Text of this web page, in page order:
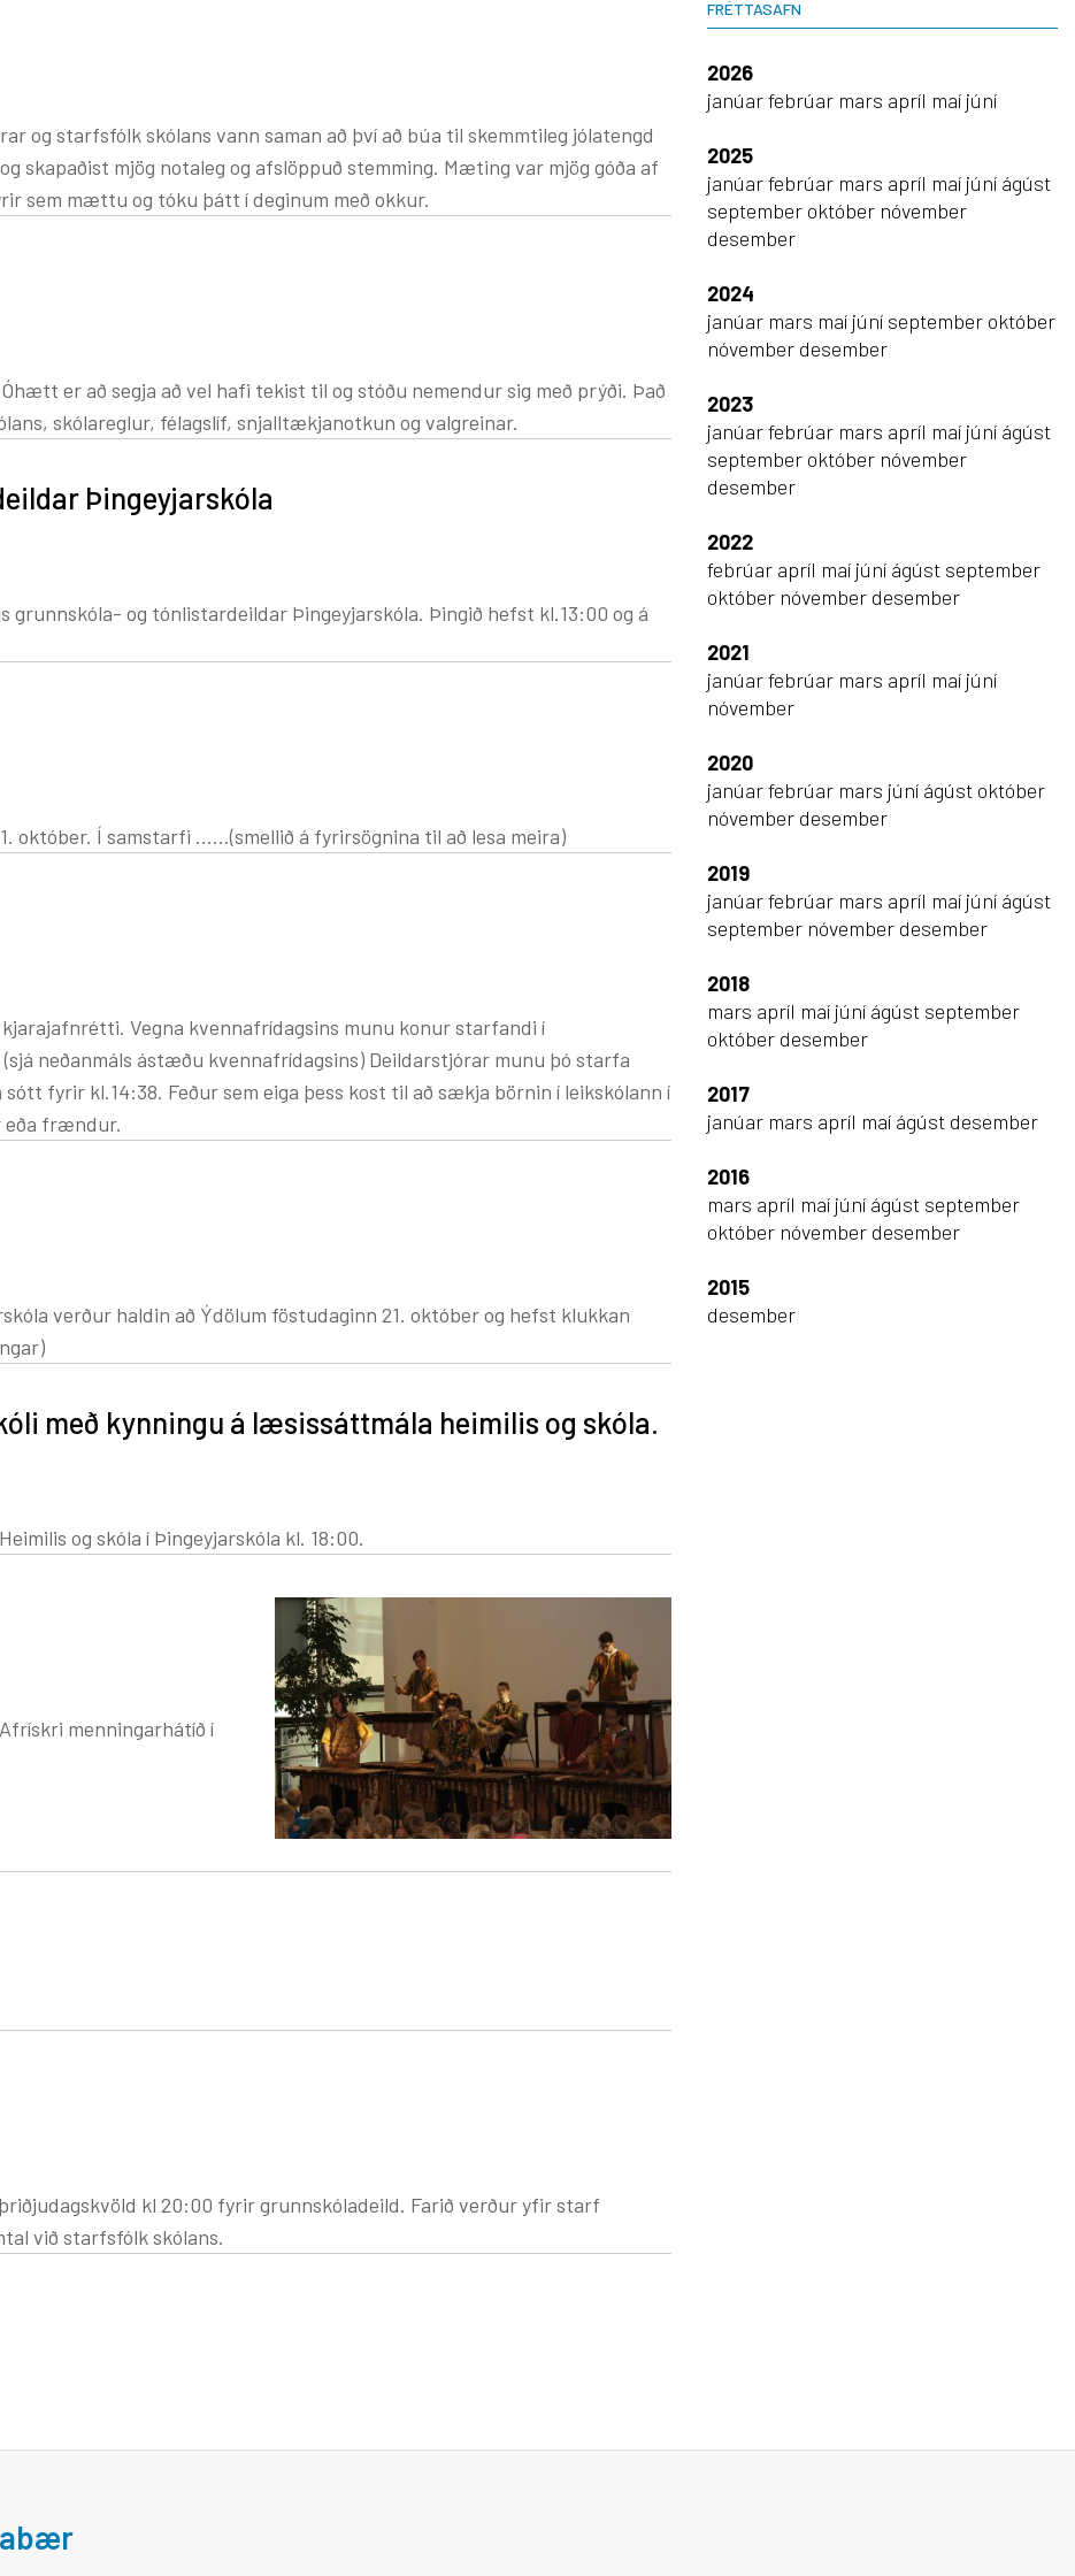
Þingeyjarskóla
og starfsfólk skólans vann saman að því að búa til skemmtileg jólatengd
skapaðist mjög notaleg og afslöppuð stemming. Mæting var mjög góða af
sem mættu og tóku þátt í deginum með okkur.
er að segja að vel hafi tekist til og stóðu nemendur sig með prýði. Það
skólareglur, félagslíf, snjalltækjanotkun og valgreinar.
Þingeyjarskóla
tónlistardeildar Þingeyjarskóla. Þingið hefst kl.13:00 og á
október. Í samstarfi ......(smellið á fyrirsögnina til að lesa meira)
munu konur starfandi í
neðanmáls ástæðu kvennafrídagsins) Deildarstjórar munu þó starfa
fyrir kl.14:38. Feður sem eiga þess kost til að sækja börnin í leikskólann í
eða frændur.
verður haldin að Ýdölum föstudaginn 21. október og hefst klukkan
með kynningu á læsissáttmála heimilis og skóla.
og skóla í Þingeyjarskóla kl. 18:00.
menningarhátíð í
kl 20:00 fyrir grunnskóladeild. Farið verður yfir starf
við starfsfólk skólans.
FRÉTTASAFN
2026
janúarfebrúar mars apríl maí júní
2025
janúarfebrúar mars apríl maí júní ágúst
september október nóvember
desember
2024
janúar mars maí júní september október
nóvember desember
2023
janúarfebrúar mars apríl maí júní ágúst
september október nóvember
desember
2022
febrúar apríl maí júní ágúst september
október nóvember desember
2021
janúarfebrúar mars apríl maí júní
nóvember
2020
janúarfebrúar mars júní ágúst október
nóvember desember
2019
janúarfebrúar mars apríl maí júní ágúst
september nóvember desember
2018
mars apríl maí júní ágúst september
október desember
2017
janúar mars apríl maí ágúst desember
2016
mars apríl maí júní ágúst september
október nóvember desember
2015
desember